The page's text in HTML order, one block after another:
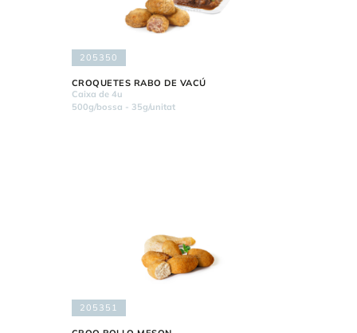
205350
CROQUETES RABO DE VACÚ
Caixa de 4u
500g/bossa - 35g/unitat
205351